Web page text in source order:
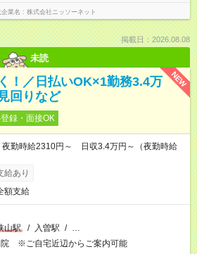
業名 株式会社ニッソーネット
掲載日：2026.08.08
未読
NEW
！／日払いOK×1勤務3.4万
回りなど
録・面接OK
勤時給2310円～ 日収3.4万円～（夜勤時給
給あり
額支給
山駅 / 入曽駅 / …
院 ※ご自宅近辺からご案内可能